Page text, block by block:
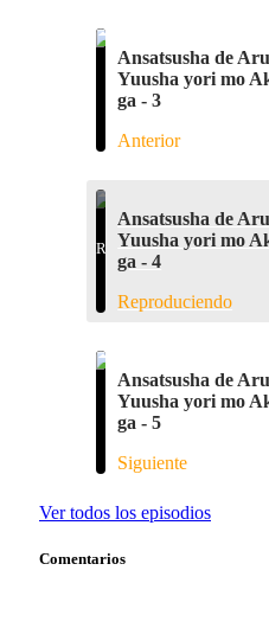
Ansatsusha de
Yuusha yori mo
ga - 3
Anterior
Ansatsusha de
Yuusha yori mo
ga - 4
Reproduciendo
Ansatsusha de
Yuusha yori mo
ga - 5
Siguiente
Ver todos los episodios
Comentarios